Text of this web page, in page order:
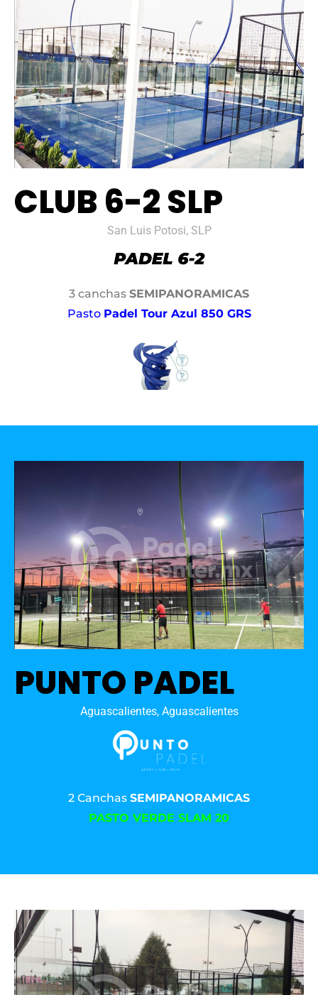
CLUB 6-2 SLP
San Luis Potosi, SLP
3 canchas SEMIPANORAMICAS
Pasto Padel Tour Azul 850 GRS
PUNTO PADEL
Aguascalientes, Aguascalientes
2 Canchas SEMIPANORAMICAS
PASTO VERDE SLAM 20